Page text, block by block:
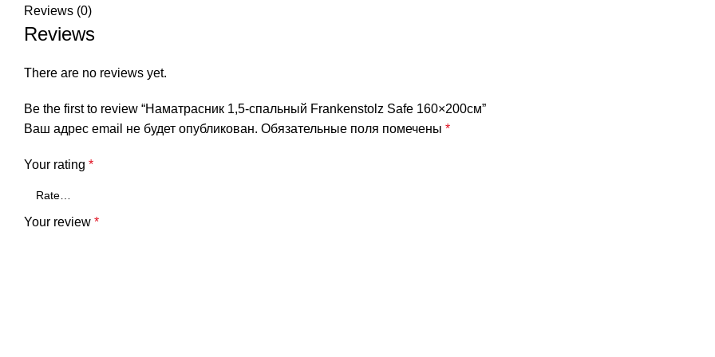
Reviews (0)
Reviews
There are no reviews yet.
Be the first to review “Наматрасник 1,5-спальный Frankenstolz Safe 160×200см”
Ваш адрес email не будет опубликован. Обязательные поля помечены *
Your rating *
Your review *